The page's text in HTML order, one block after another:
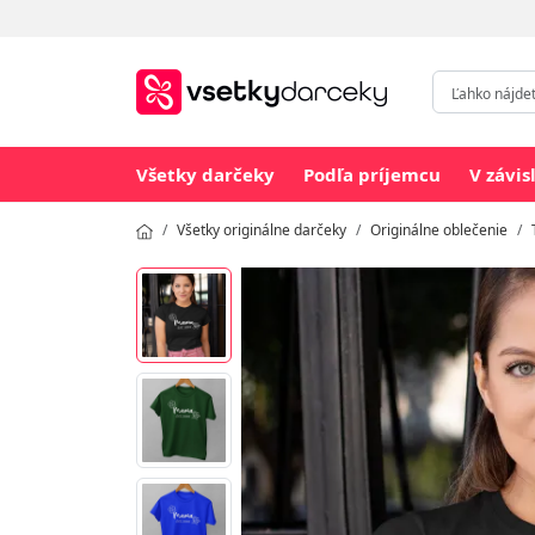
Všetky darčeky Podľa príjemcu V
Všetky originálne darčeky Originálne oblečenie